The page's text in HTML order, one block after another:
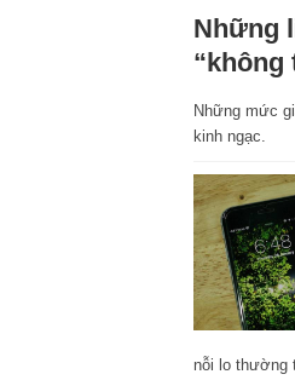
Những
“không
Những mức
kinh ngạc.
nỗi lo thường